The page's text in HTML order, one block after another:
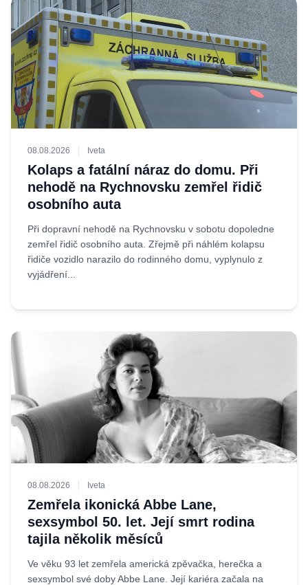
08.08.2026 Iveta
Kolaps a fatální náraz do domu. Při
nehodě na Rychnovsku zemřel řidič
osobního auta
Při dopravní nehodě na Rychnovsku v sobotu dopoledne
zemřel řidič osobního auta. Zřejmě při náhlém kolapsu
řidiče vozidlo narazilo do rodinného domu, vyplynulo z
vyjádření...
08.08.2026 Iveta
Zemřela ikonická Abbe Lane,
sexsymbol 50. let. Její smrt rodina
tajila několik měsíců
Ve věku 93 let zemřela americká zpěvačka, herečka a
sexsymbol své doby Abbe Lane. Její kariéra začala na